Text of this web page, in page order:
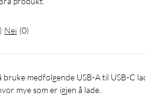
) Nei (0)
mye som er igjen å lade.